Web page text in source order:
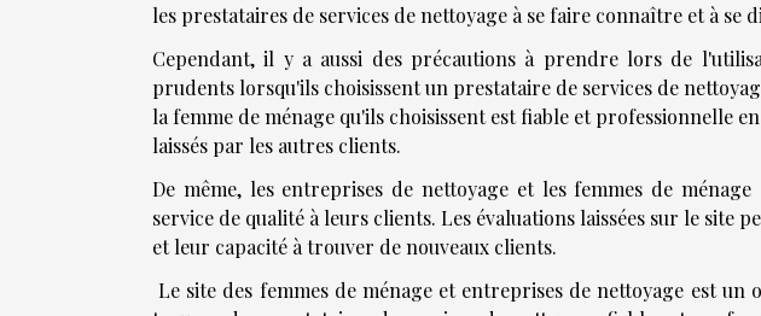
les prestataires de services de nettoyage à se faire connaître et à se
Cependant, il y a aussi des précautions à prendre lors de
prudents lorsqu'ils choisissent un prestataire de services de
la femme de ménage qu'ils choisissent est fiable et professionnelle
laissés par les autres clients.
De même, les entreprises de nettoyage et les femmes de
service de qualité à leurs clients. Les évaluations laissées sur le site
et leur capacité à trouver de nouveaux clients.
Le site des femmes de ménage et entreprises de nettoyage est